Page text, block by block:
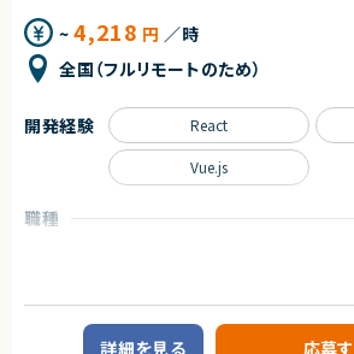
迅速なキャッチアップを求められますが横断的に事
開発環境に携わることができます。
今回は開発支援のプロジェクトの増加に基づき、
行っていただくフルスタックエンジニアを募集します！
■募集背景
テックリード室は支援を求めている各事業や全社
いして技術支援を行う組織です。
単に技術に精通しているだけではなく、事業を成
とができるリーダーシップを持った、CTOやテック
なプロジェクトに関わることができます。
~4,218 円 ／時
全国（フルリモートのため）
職種
Webシステムやアプリの開発を中心に、技術コン
開発経験 React
Vue.js
詳細を見る 応募